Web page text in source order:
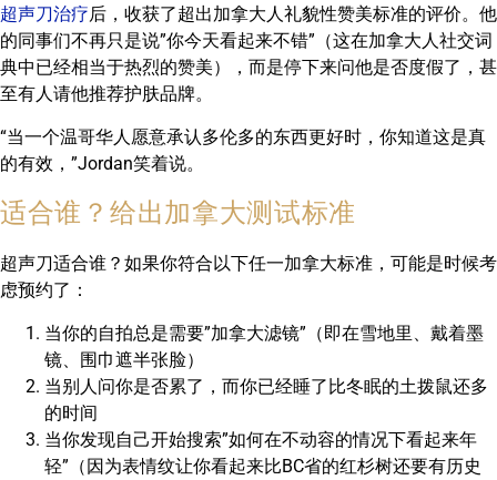
超声刀治疗后，收获了超出加拿大人礼貌性赞美标准的评价。他
的同事们不再只是说”你今天看起来不错”（这在加拿大人社交词
典中已经相当于热烈的赞美），而是停下来问他是否度假了，甚
至有人请他推荐护肤品牌。
“当一个温哥华人愿意承认多伦多的东西更好时，你知道这是真
的有效，”Jordan笑着说。
适合谁？给出加拿大测试标准
超声刀适合谁？如果你符合以下任一加拿大标准，可能是时候考
虑预约了：
当你的自拍总是需要”加拿大滤镜”（即在雪地里、戴着墨
镜、围巾遮半张脸）
当别人问你是否累了，而你已经睡了比冬眠的土拨鼠还多
的时间
当你发现自己开始搜索”如何在不动容的情况下看起来年
轻”（因为表情纹让你看起来比BC省的红杉树还要有历史